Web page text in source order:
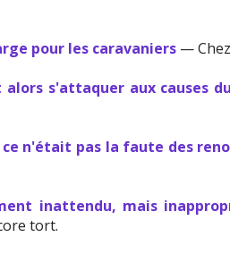
pour les caravaniers —
alors s'attaquer aux causes
n'était pas la faute des
inattendu, mais
tort.